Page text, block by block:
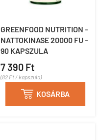
GREENFOOD NUTRITION -
NATTOKINASE 20000 FU -
90 KAPSZULA
7 390 Ft
(82 Ft / kapszula)
 KOSÁRBA